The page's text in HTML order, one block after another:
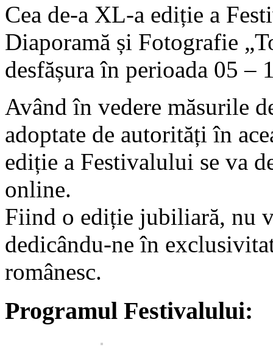
Cea de-a XL-a ediție a
Diaporamă și Fotografie
desfășura în perioada 05 –
Având în vedere măsurile
adoptate de autorități în
ediție a Festivalului se va
online.
Fiind o ediție jubiliară, nu
dedicându-ne în
românesc.
Programul Festivalului: